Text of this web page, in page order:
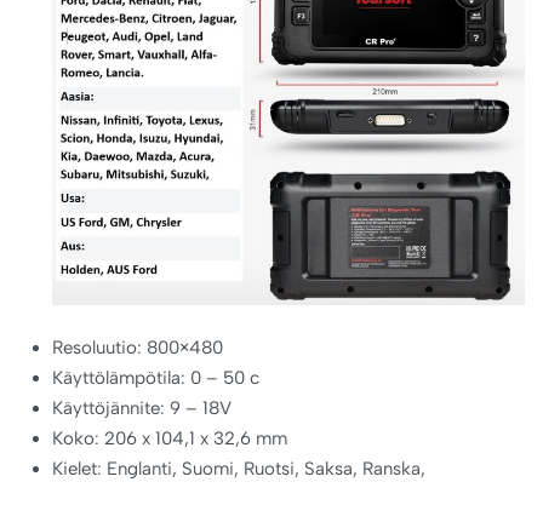
Resoluutio: 800×480
Käyttölämpötila: 0 – 50 c
Käyttöjännite: 9 – 18V
Koko: 206 x 104,1 x 32,6 mm
Kielet: Englanti, Suomi, Ruotsi, Saksa, Ranska,